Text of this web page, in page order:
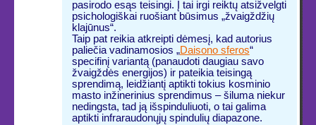
pasirodo esąs teisingi. Į tai irgi reiktų atsižvelgti
psichologiškai ruošiant būsimus „žvaigždžių
klajūnus“.
Taip pat reikia atkreipti dėmesį, kad autorius
paliečia vadinamosios „Daisono sferos“
specifinį variantą (panaudoti daugiau savo
žvaigždės energijos) ir pateikia teisingą
sprendimą, leidžiantį aptikti tokius kosminio
masto inžinerinius sprendimus – šiluma niekur
nedingsta, tad ją išspinduliuoti, o tai galima
aptikti infraraudonųjų spindulių diapazone.